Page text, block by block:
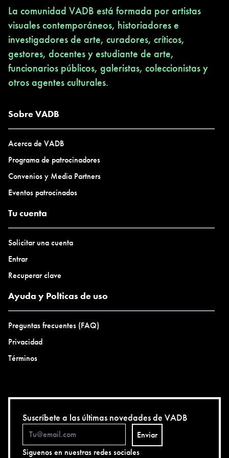
La comunidad VADB está formada por artistas
visuales contemporáneos, historiadores e
investigadores de arte, curadores, críticos,
gestores, docentes y estudiante de arte,
funcionarios públicos, galeristas, coleccionistas y
otros agentes culturales.
Sobre VADB
Acerca de VADB
Programa de patrocinadores
Convenios y Media Partners
Eventos patrocinados
Tu cuenta
Solicitar una cuenta
Entrar
Recuperar clave
Ayuda y Polticas de uso
Preguntas frecuentes (FAQ)
Privacidad
Términos
Suscríbete a las últimas novedades de VADB
Enviar
Siguenos en nuestras redes sociales